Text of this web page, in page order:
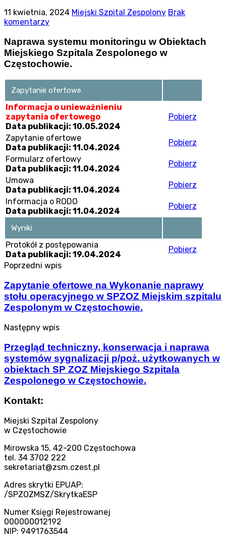
11 kwietnia, 2024 Miejski Szpital Zespolony Brak
komentarzy
Naprawa systemu monitoringu w Obiektach
Miejskiego Szpitala Zespolonego w
Częstochowie.
Zapytanie ofertowe
Informacja o unieważnieniu
zapytania ofertowego
Data publikacji: 10.05.2024
Pobierz
Zapytanie ofertowe
Data publikacji: 11.04.2024
Pobierz
Formularz ofertowy
Data publikacji: 11.04.2024
Pobierz
Umowa
Data publikacji: 11.04.2024
Pobierz
Informacja o RODO
Data publikacji: 11.04.2024
Pobierz
Wyniki
Protokół z postępowania
Data publikacji: 19.04.2024
Pobierz
Poprzedni wpis
Zapytanie ofertowe na Wykonanie naprawy
stołu operacyjnego w SPZOZ Miejskim szpitalu
Zespolonym w Częstochowie.
Następny wpis
Przegląd techniczny, konserwacja i naprawa
systemów sygnalizacji p/poż. użytkowanych w
obiektach SP ZOZ Miejskiego Szpitala
Zespolonego w Częstochowie.
Kontakt:
Miejski Szpital Zespolony
w Częstochowie
Mirowska 15, 42-200 Częstochowa
tel. 34 3702 222
sekretariat@zsm.czest.pl
Adres skrytki EPUAP:
/SPZOZMSZ/SkrytkaESP
Numer Księgi Rejestrowanej
000000012192
NIP: 9491763544